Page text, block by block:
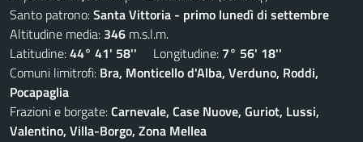
Santo patrono:Santa Vittoria - primo lunedì di settembre
Altitudine media: 346 m.s.l.m.
Latitudine:44° 41' 58'' Longitudine: 7° 56' 18''
Comuni limitrofi: Bra, Monticello d'Alba, Verduno, Roddi,
Pocapaglia
Frazioni e borgate:Carnevale, Case Nuove, Guriot, Lussi,
Valentino, Villa-Borgo, Zona Mellea